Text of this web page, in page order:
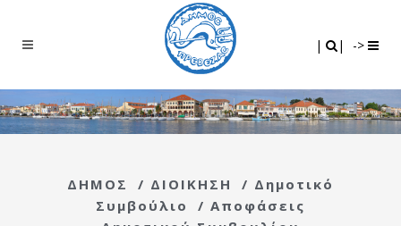
| | ->
ΔΗΜΟΣ / ΔΙΟΙΚΗΣΗ / Δημοτικό
Συμβούλιο
/ Αποφάσεις